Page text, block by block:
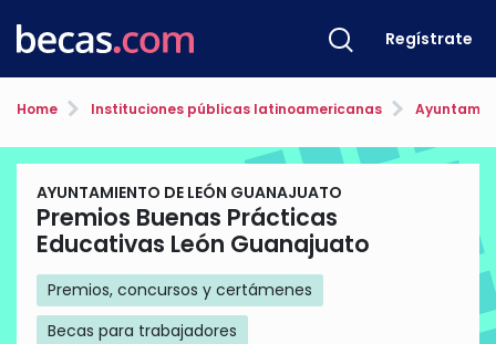
Regístrate
Home Instituciones públicas latinoamericanas
AYUNTAMIENTO DE LEÓN GUANAJUATO
Premios Buenas Prácticas
Educativas León Guanajuato
Premios, concursos y certámenes
Becas para trabajadores